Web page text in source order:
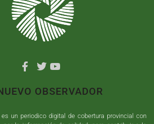
OBSERVADOR
es un periodico digital de cobertura provincial con